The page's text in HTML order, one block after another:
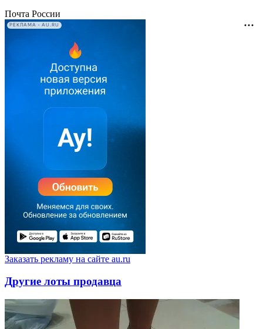
Почта России
РЕКЛАМА • AU.RU
Заказать рекламу на сайте au.ru
Другие лоты продавца